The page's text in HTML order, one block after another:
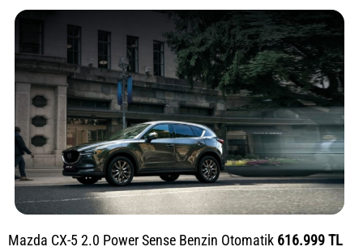
Mazda CX-5 2.0 Power Sense Benzin Otomatik 616.999 TL